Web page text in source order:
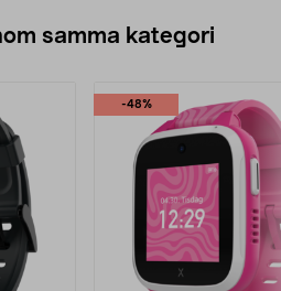
samma kategori
-48%